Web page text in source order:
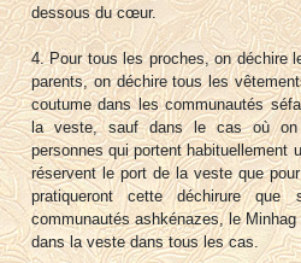
dessous du cœur.
4. Pour tous les proches, on déchire
parents, on déchire tous les
coutume dans les communautés
la veste, sauf dans le cas où on
personnes qui portent habituellement
réservent le port de la veste que
pratiqueront cette déchirure
communautés ashkénazes, le
dans la veste dans tous les cas.